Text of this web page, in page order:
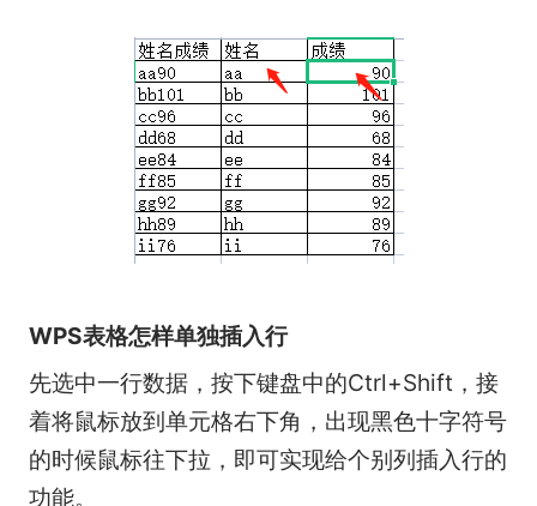
WPS表格怎样单独插入行
先选中一行数据，按下键盘中的Ctrl+Shift，接
着将鼠标放到单元格右下角，出现黑色十字符号
的时候鼠标往下拉，即可实现给个别列插入行的
功能。